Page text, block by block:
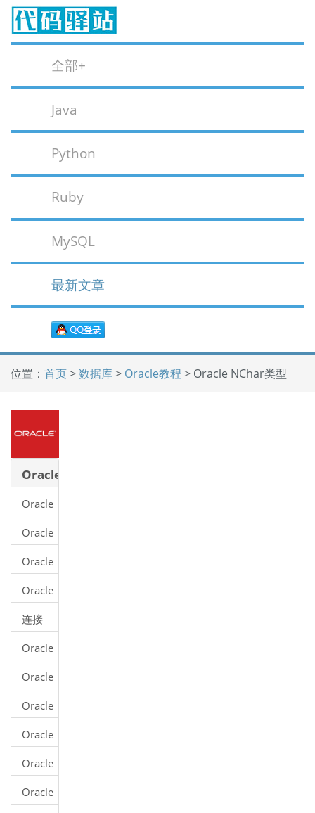
全部+
Java
Python
Ruby
MySQL
最新文章
位置： 首页>数据库> Oracle教程 > Oracle NChar类型
Oracle
教程
Oracle
Oracle
库是
什么
Oracle
安装
Oracle
库和
实例
连接
Oracle
数据
库
Oracle
表
Oracle
有表
创建
表
Oracle
表结
构
Oracle
表
Oracle
列
Oracle